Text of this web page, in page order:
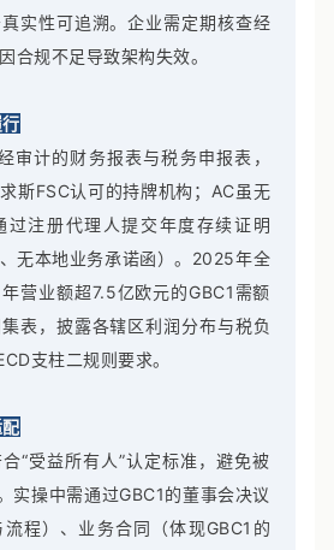
实性可追溯。企业需定期核查经
合规不足导致架构失效。
审计的财务报表与税务申报表，
斯FSC认可的持牌机构；AC虽无
过注册代理人提交年度存续证明
、无本地业务承诺函）。2025年全
营业额超7.5亿欧元的GBC1需额
表，披露各辖区利润分布与税负
支柱二规则要求。
“受益所有人”认定标准，避免被
实操中需通过GBC1的董事会决议
流程）、业务合同（体现GBC1的